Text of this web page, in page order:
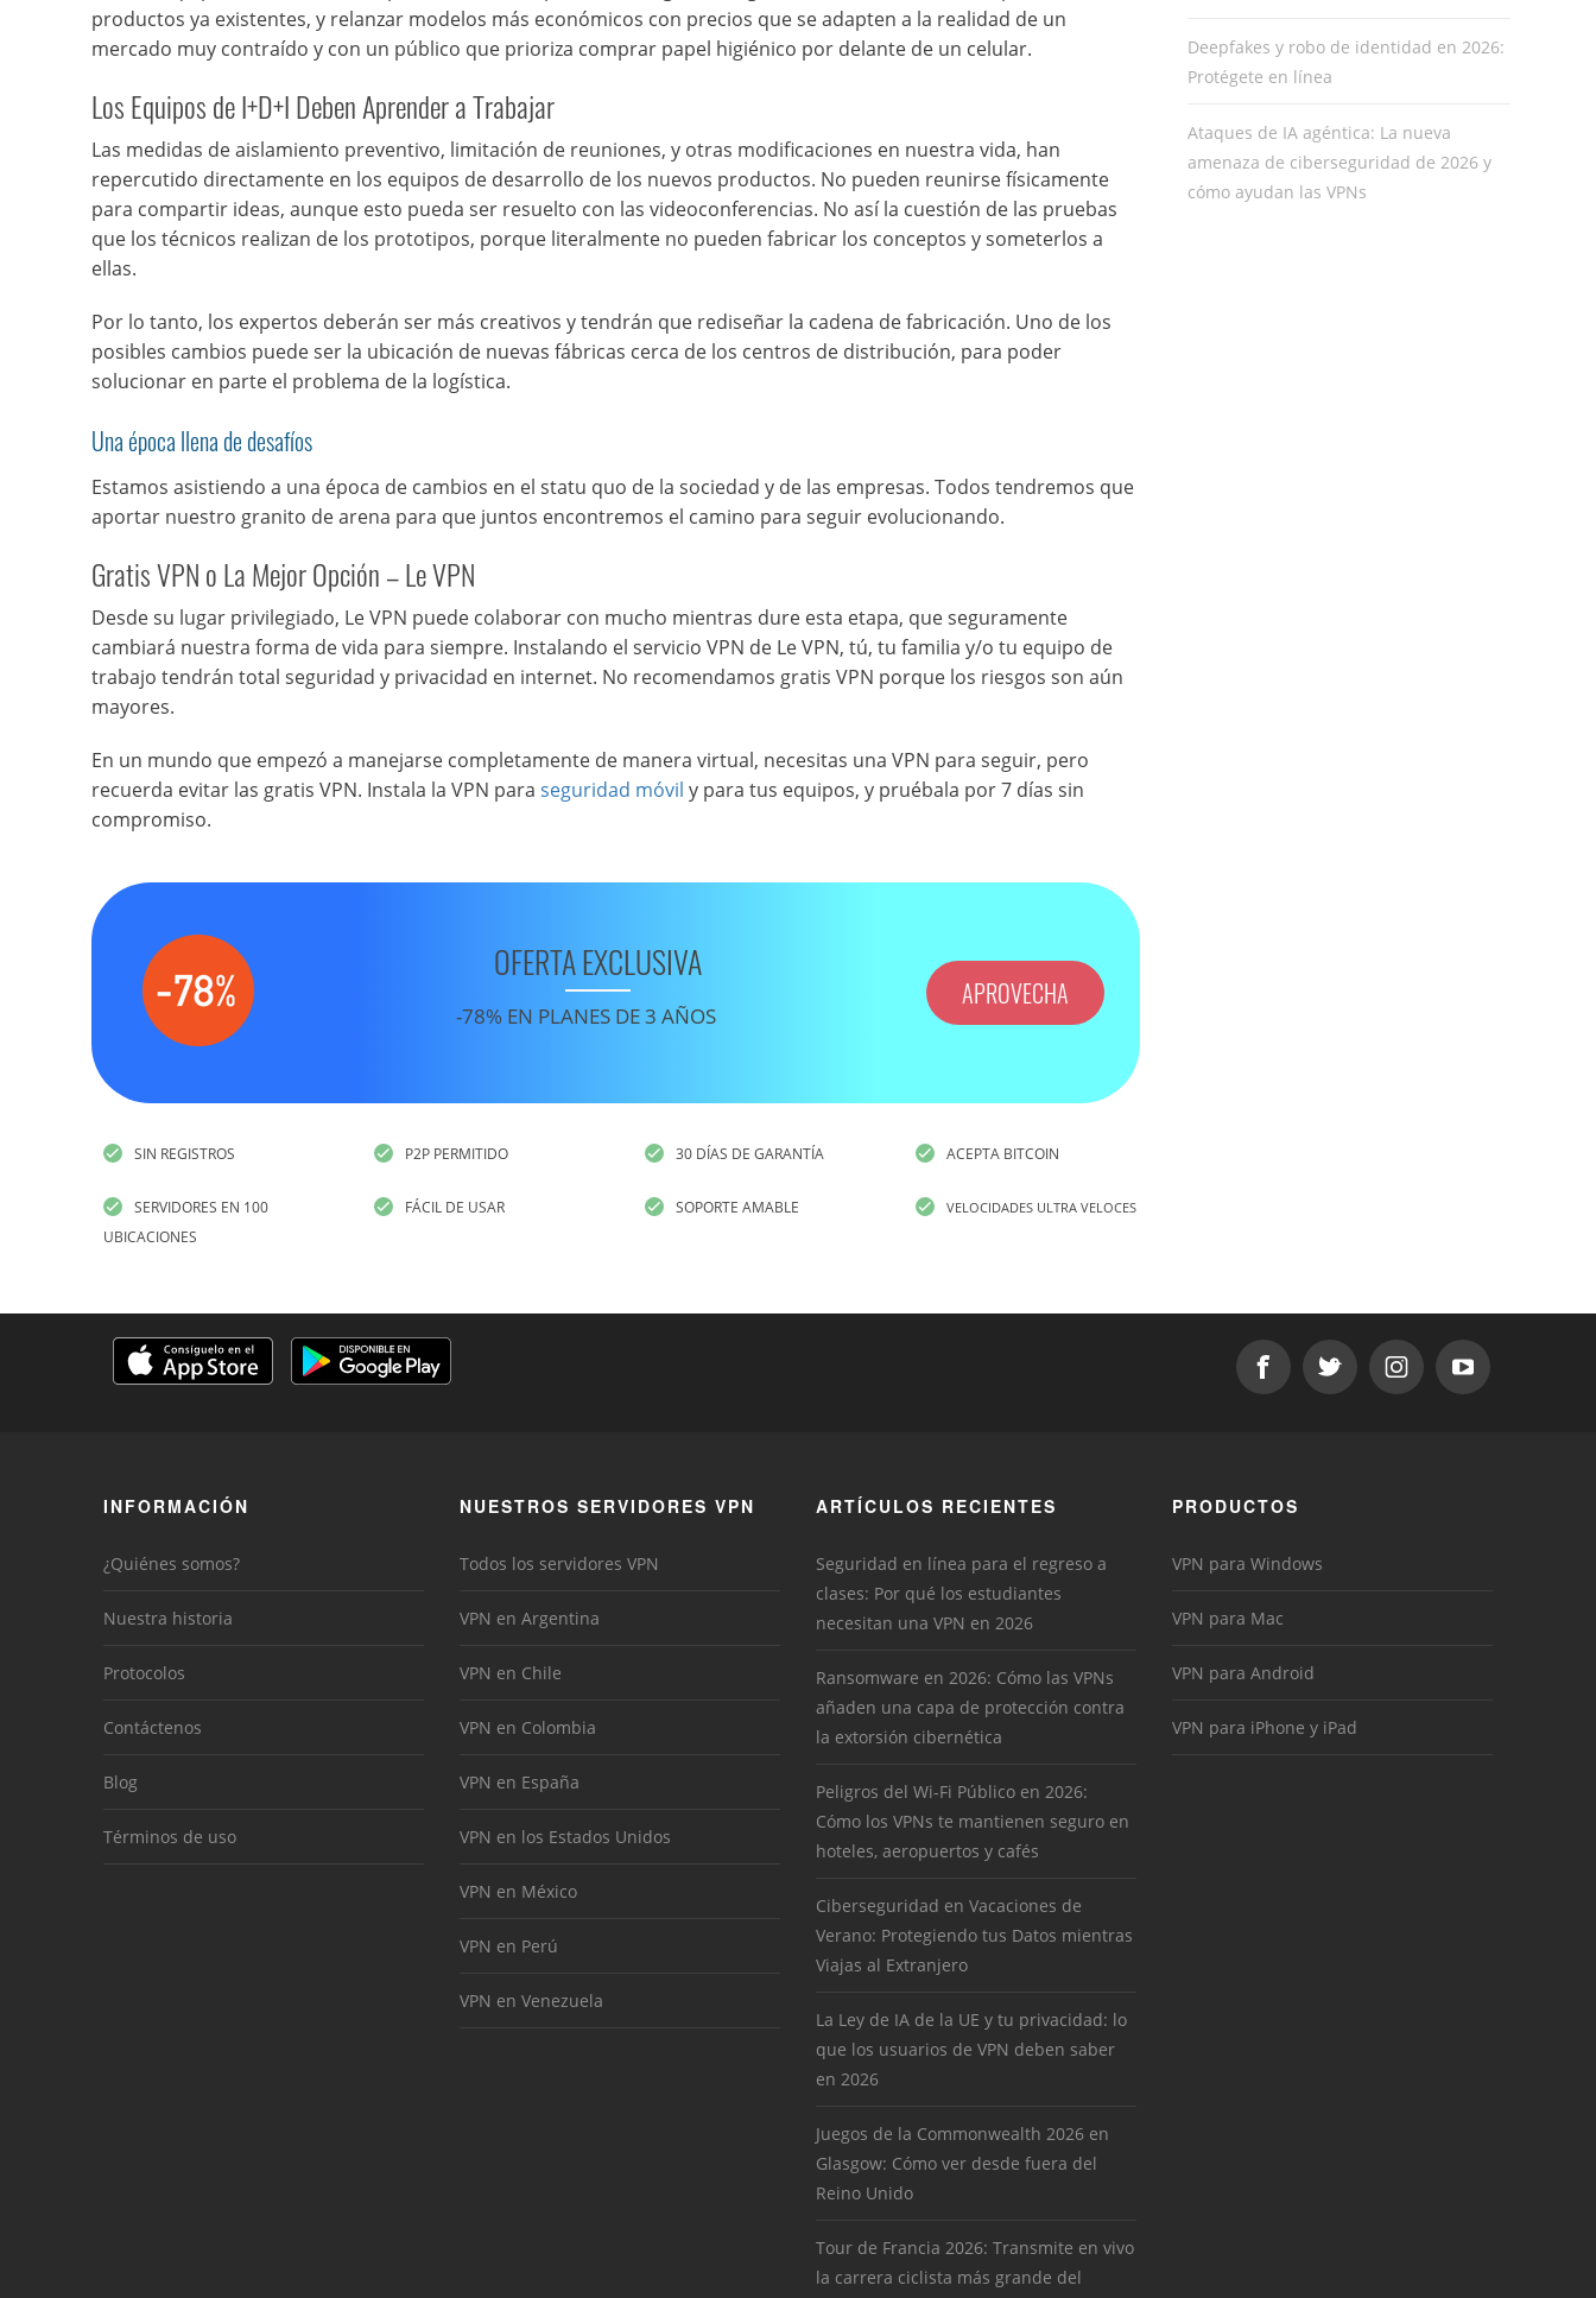
productos ya existentes, y relanzar modelos más económicos con precios que se adapten a la realidad de un
mercado muy contraído y con un público que prioriza comprar papel higiénico por delante de un celular.
Los Equipos de I+D+I Deben Aprender a Trabajar
Las medidas de aislamiento preventivo, limitación de reuniones, y otras modificaciones en nuestra vida, han
repercutido directamente en los equipos de desarrollo de los nuevos productos. No pueden reunirse físicamente
para compartir ideas, aunque esto pueda ser resuelto con las videoconferencias. No así la cuestión de las pruebas
que los técnicos realizan de los prototipos, porque literalmente no pueden fabricar los conceptos y someterlos a
ellas.
Por lo tanto, los expertos deberán ser más creativos y tendrán que rediseñar la cadena de fabricación. Uno de los
posibles cambios puede ser la ubicación de nuevas fábricas cerca de los centros de distribución, para poder
solucionar en parte el problema de la logística.
Una época llena de desafíos
Estamos asistiendo a una época de cambios en el statu quo de la sociedad y de las empresas. Todos tendremos que
aportar nuestro granito de arena para que juntos encontremos el camino para seguir evolucionando.
Gratis VPN o La Mejor Opción – Le VPN
Desde su lugar privilegiado, Le VPN puede colaborar con mucho mientras dure esta etapa, que seguramente
cambiará nuestra forma de vida para siempre. Instalando el servicio VPN de Le VPN, tú, tu familia y/o tu equipo de
trabajo tendrán total seguridad y privacidad en internet. No recomendamos gratis VPN porque los riesgos son aún
mayores.
En un mundo que empezó a manejarse completamente de manera virtual, necesitas una VPN para seguir, pero
recuerda evitar las gratis VPN. Instala la VPN para seguridad móvil y para tus equipos, y pruébala por 7 días sin
compromiso.
OFERTA EXCLUSIVA
-78% EN PLANES DE 3 AÑOS
APROVECHA
SIN REGISTROS
SERVIDORES EN 100
UBICACIONES
P2P PERMITIDO
FÁCIL DE USAR
30 DÍAS DE GARANTÍA
SOPORTE AMABLE
ACEPTA BITCOIN
VELOCIDADES ULTRA VELOCES
Deepfakes y robo de identidad en 2026:
Protégete en línea
Ataques de IA agéntica: La nueva
amenaza de ciberseguridad de 2026 y
cómo ayudan las VPNs
INFORMACIÓN
¿Quiénes somos?
Nuestra historia
Protocolos
Contáctenos
Blog
Términos de uso
NUESTROS SERVIDORES VPN
Todos los servidores VPN
VPN en Argentina
VPN en Chile
VPN en Colombia
VPN en España
VPN en los Estados Unidos
VPN en México
VPN en Perú
VPN en Venezuela
ARTÍCULOS RECIENTES
Seguridad en línea para el regreso a
clases: Por qué los estudiantes
necesitan una VPN en 2026
Ransomware en 2026: Cómo las VPNs
añaden una capa de protección contra
la extorsión cibernética
Peligros del Wi-Fi Público en 2026:
Cómo los VPNs te mantienen seguro en
hoteles, aeropuertos y cafés
Ciberseguridad en Vacaciones de
Verano: Protegiendo tus Datos mientras
Viajas al Extranjero
La Ley de IA de la UE y tu privacidad: lo
que los usuarios de VPN deben saber
en 2026
Juegos de la Commonwealth 2026 en
Glasgow: Cómo ver desde fuera del
Reino Unido
Tour de Francia 2026: Transmite en vivo
la carrera ciclista más grande del
PRODUCTOS
VPN para Windows
VPN para Mac
VPN para Android
VPN para iPhone y iPad